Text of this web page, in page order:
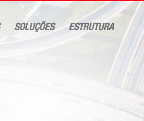
SOLUÇÕES ESTRUTURA